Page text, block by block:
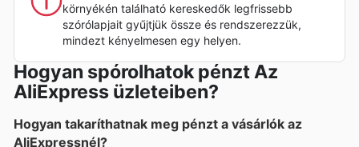
környékén található kereskedők legfrissebb
szórólapjait gyűjtjük össze és rendszerezzük,
mindezt kényelmesen egy helyen.
Hogyan spórolhatok pénzt Az
AliExpress üzleteiben?
Hogyan takaríthatnak meg pénzt a vásárlók az
AliExpressnél?